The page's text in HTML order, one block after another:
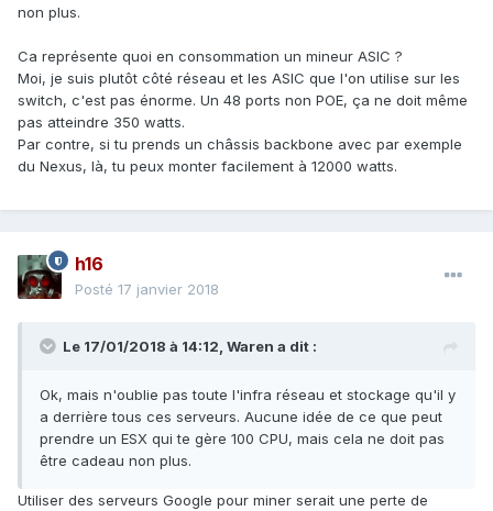
non plus.
Ca représente quoi en consommation un mineur ASIC ?
Moi, je suis plutôt côté réseau et les ASIC que l'on utilise sur les
switch, c'est pas énorme. Un 48 ports non POE, ça ne doit même
pas atteindre 350 watts.
Par contre, si tu prends un châssis backbone avec par exemple
du Nexus, là, tu peux monter facilement à 12000 watts.
h16
Posté 17 janvier 2018
Le 17/01/2018 à 14:12, Waren a dit :
Ok, mais n'oublie pas toute l'infra réseau et stockage qu'il y
a derrière tous ces serveurs. Aucune idée de ce que peut
prendre un ESX qui te gère 100 CPU, mais cela ne doit pas
être cadeau non plus.
Utiliser des serveurs Google pour miner serait une perte de